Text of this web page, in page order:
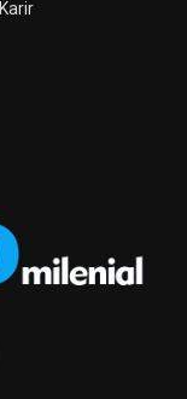
Karir